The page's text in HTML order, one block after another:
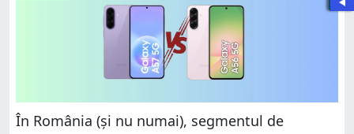
În România (și nu numai), segmentul de